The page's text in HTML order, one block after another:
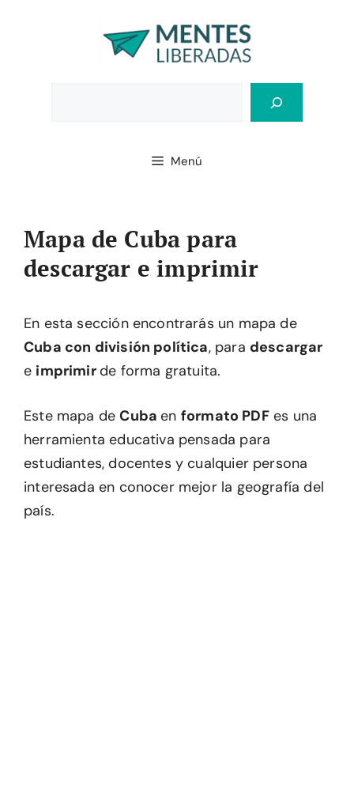
Menú
Mapa de Cuba para
descargar e imprimir
En esta sección encontrarás un mapa de
Cuba con división política, para descargar
e imprimir de forma gratuita.
Este mapa deCuba en formato PDFes una
herramienta educativa pensada para
estudiantes, docentes y cualquier persona
interesada en conocer mejor la geografía del
país.